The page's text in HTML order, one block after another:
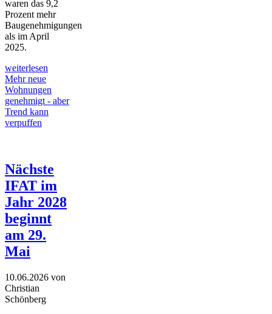
waren das 9,2
Prozent mehr
Baugenehmigungen
als im April
2025.
weiterlesen
Mehr neue
Wohnungen
genehmigt - aber
Trend kann
verpuffen
Nächste
IFAT im
Jahr 2028
beginnt
am 29.
Mai
10.06.2026 von
Christian
Schönberg